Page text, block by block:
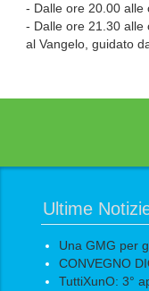
- Dalle ore 20.00 alle
- Dalle ore 21.30 alle
al Vangelo, guidato
Ultime
Una GMG per
CONVEGNO
TuttiXunO: 3°